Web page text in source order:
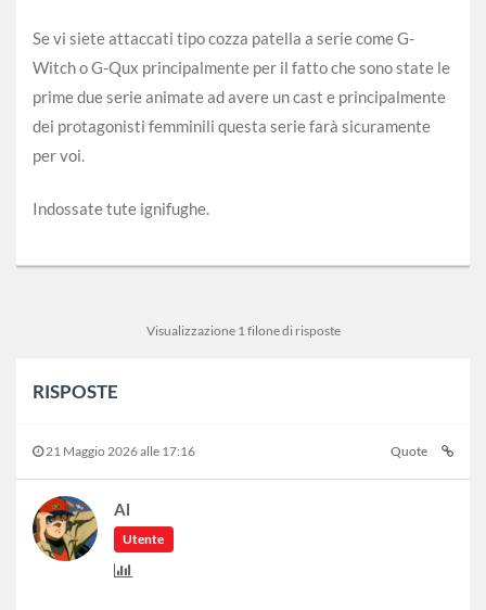
Se vi siete attaccati tipo cozza patella a serie come G-
Witch o G-Qux principalmente per il fatto che sono state le
prime due serie animate ad avere un cast e principalmente
dei protagonisti femminili questa serie farà sicuramente
per voi.
Indossate tute ignifughe.
Visualizzazione 1 filone di risposte
RISPOSTE
21 Maggio 2026 alle 17:16 Quote
Al
Utente